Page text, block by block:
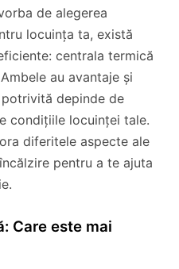
de alegerea
locuința ta, există
centrala termică
au avantaje și
depinde de
condițiile locuinței tale.
diferitele aspecte ale
pentru a te ajuta
Care este mai